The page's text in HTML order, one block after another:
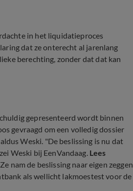
in het liquidatieproces
dat ze onterecht al jarenlang
berechting, zonder dat dat kan
gepresenteerd wordt binnen
gevraagd om een volledig dossier
Weski. "De beslissing is nu dat
Weski bij EenVandaag. Lees
Ze nam de beslissing naar eigen zeggen
als wellicht lakmoestest voor de